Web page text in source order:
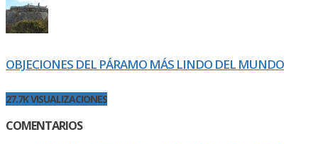
OBJECIONES DEL PÁRAMO MÁS LINDO DEL MUNDO
27.7K VISUALIZACIONES
COMENTARIOS